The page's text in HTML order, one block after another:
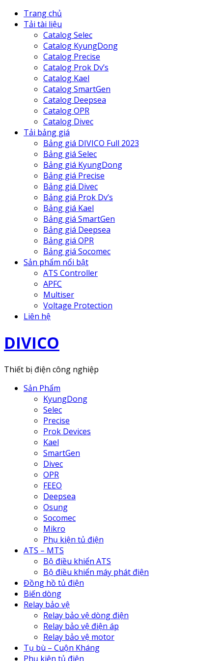
Trang chủ
Tải tài liệu
Catalog Selec
Catalog KyungDong
Catalog Precise
Catalog Prok Dv’s
Catalog Kael
Catalog SmartGen
Catalog Deepsea
Catalog OPR
Catalog Divec
Tải bảng giá
Bảng giá DIVICO Full 2023
Bảng giá Selec
Bảng giá KyungDong
Bảng giá Precise
Bảng giá Divec
Bảng giá Prok Dv’s
Bảng giá Kael
Bảng giá SmartGen
Bảng giá Deepsea
Bảng giá OPR
Bảng giá Socomec
Sản phẩm nổi bật
ATS Controller
APFC
Multiser
Voltage Protection
Liên hệ
DIVICO
Thiết bị điện công nghiệp
Sản Phẩm
KyungDong
Selec
Precise
Prok Devices
Kael
SmartGen
Divec
OPR
FEEO
Deepsea
Osung
Socomec
Mikro
Phụ kiện tủ điện
ATS – MTS
Bộ điều khiển ATS
Bộ điều khiển máy phát điện
Đồng hồ tủ điện
Biến dòng
Relay bảo vệ
Relay bảo vệ dòng điện
Relay bảo vệ điện áp
Relay bảo vệ motor
Tụ bù – Cuộn Kháng
Phụ kiện tủ điện